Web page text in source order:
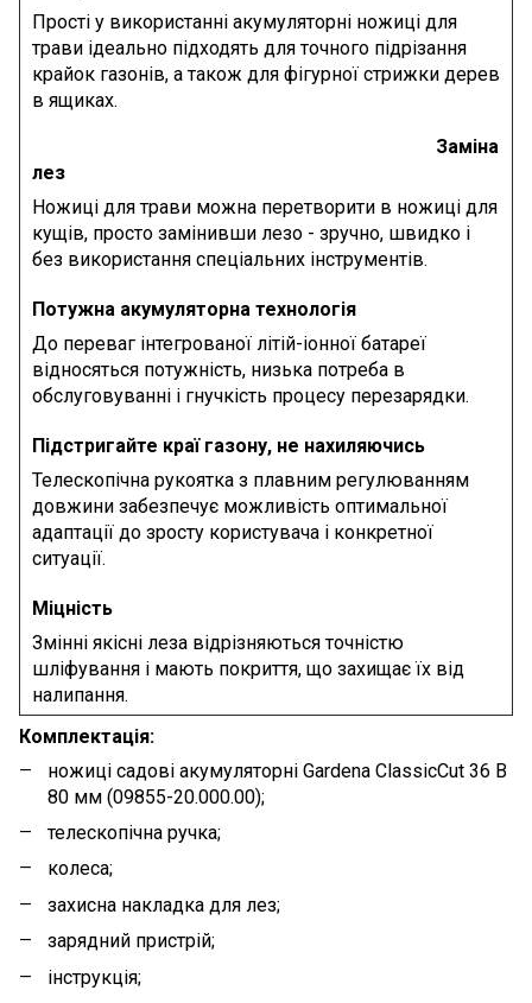
Прості у використанні акумуляторні ножиці для
трави ідеально підходять для точного підрізання
крайок газонів, а також для фігурної стрижки дерев
в ящиках.
Заміна
лез
Ножиці для трави можна перетворити в ножиці для
кущів, просто замінивши лезо - зручно, швидко і
без використання спеціальних інструментів.
Потужна акумуляторна технологія
До переваг інтегрованої літій-іонної батареї
відносяться потужність, низька потреба в
обслуговуванні і гнучкість процесу перезарядки.
Підстригайте краї газону, не нахиляючись
Телескопічна рукоятка з плавним регулюванням
довжини забезпечує можливість оптимальної
адаптації до зросту користувача і конкретної
ситуації.
Міцність
Змінні якісні леза відрізняються точністю
шліфування і мають покриття, що захищає їх від
налипання.
Комплектація:
ножиці садові акумуляторні Gardena ClassicCut 36 В
80 мм (09855-20.000.00);
телескопічна ручка;
колеса;
захисна накладка для лез;
зарядний пристрій;
інструкція;